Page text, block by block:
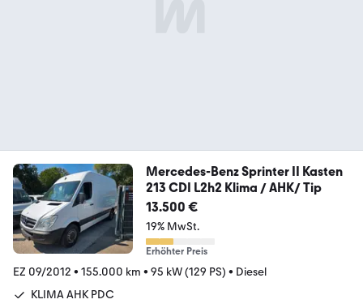
Mercedes-Benz Sprinter II Kasten
213 CDI L2h2 Klima / AHK/ Tip
13.500 €
19% MwSt.
Erhöhter Preis
EZ 09/2012 • 155.000 km • 95 kW (129 PS) • Diesel
KLIMA AHK PDC